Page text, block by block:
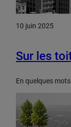
10 juin 2025
Sur les
En quelques